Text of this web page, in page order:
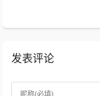
发表评论